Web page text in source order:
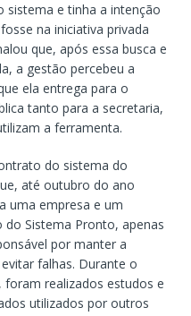
sistema e tinha a intenção
na iniciativa privada
que, após essa busca e
a gestão percebeu a
ela entrega para o
tanto para a secretaria,
a ferramenta.
do sistema do
até outubro do ano
uma empresa e um
Sistema Pronto, apenas
por manter a
falhas. Durante o
realizados estudos e
utilizados por outros